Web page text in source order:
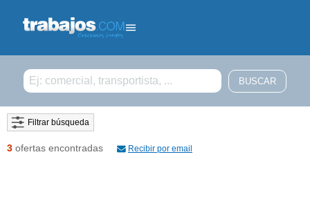
Filtrar búsqueda
3 ofertas encontradas Recibir por email